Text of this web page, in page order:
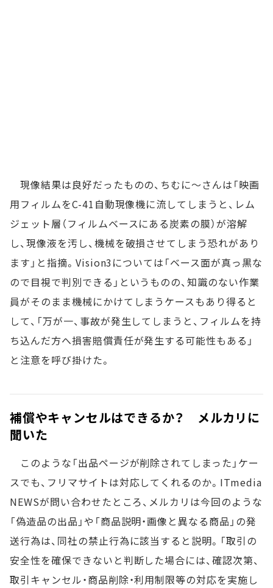
現像結果は良好だったものの、ちむに～さんは「映画
用フィルムをC-41自動現像機に流してしまうと、レム
ジェット層（フィルムベースにある炭素の膜）が溶解
し、現像液を汚し、機械を破損させてしまう恐れがあり
ます」と指摘。Vision3については「ベース面が真っ黒な
ので目視で判別できる」というものの、知識のない作業
員がそのまま機械にかけてしまうケースもあり得ると
して、「万が一、事故が発生してしまうと、フィルムを持
ち込んだ方へ損害賠償責任が発生する可能性もある」
と注意を呼び掛けた。
補償やキャンセルはできるか？ メルカリに
聞いた
このような「出品ページが削除されてしまった」ケー
スでも、フリマサイトは対応してくれるのか。ITmedia
NEWSが問い合わせたところ、メルカリは今回のような
「偽造品の出品」や「商品説明・画像と異なる商品」の発
送行為は、同社の禁止行為に該当すると説明。「取引の
安全性を確保できないと判断した場合には、確認次第、
取引キャンセル・商品削除・利用制限等の対応を実施し